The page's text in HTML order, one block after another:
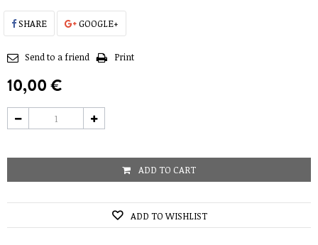
SHARE GOOGLE+
Send to a friend Print
10,00 €
ADD TO CART
ADD TO WISHLIST